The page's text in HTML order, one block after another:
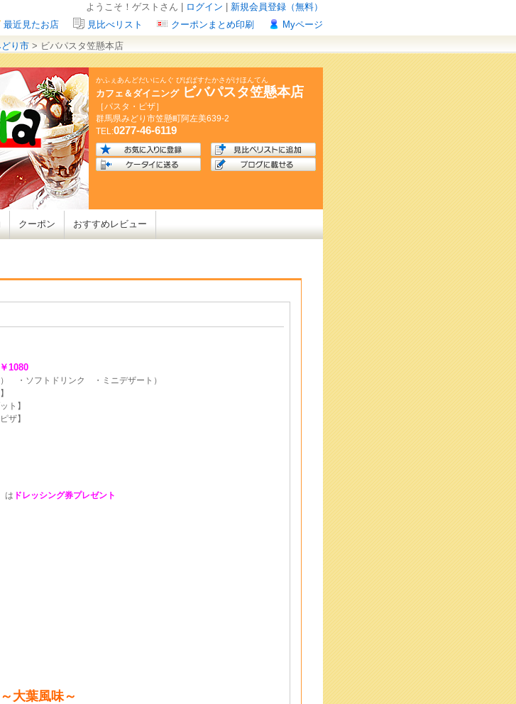
新規会員登録（無料）
ログイン
ようこそ！ゲストさん |
Myページ
クーポンまとめ印刷
見比べリスト
最近見たお店
り市 > ビバパスタ笠懸本店
かふぇあんどだいにんぐ びばぱすたかさがけほんてん
カフェ＆ダイニング ビバパスタ笠懸本店
［パスタ・ピザ］
群馬県みどり市笠懸町阿左美639-2
TEL:0277-46-6119
クーポン おすすめレビュー
1080
・ソフトドリンク ・ミニデザート）
ト】
ザ】
は ドレッシング券プレゼント
大葉風味～